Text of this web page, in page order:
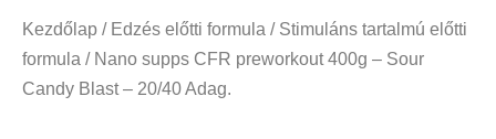
Kezdőlap / Edzés előtti formula / Stimuláns tartalmú előtti
formula / Nano supps CFR preworkout 400g – Sour
Candy Blast – 20/40 Adag.